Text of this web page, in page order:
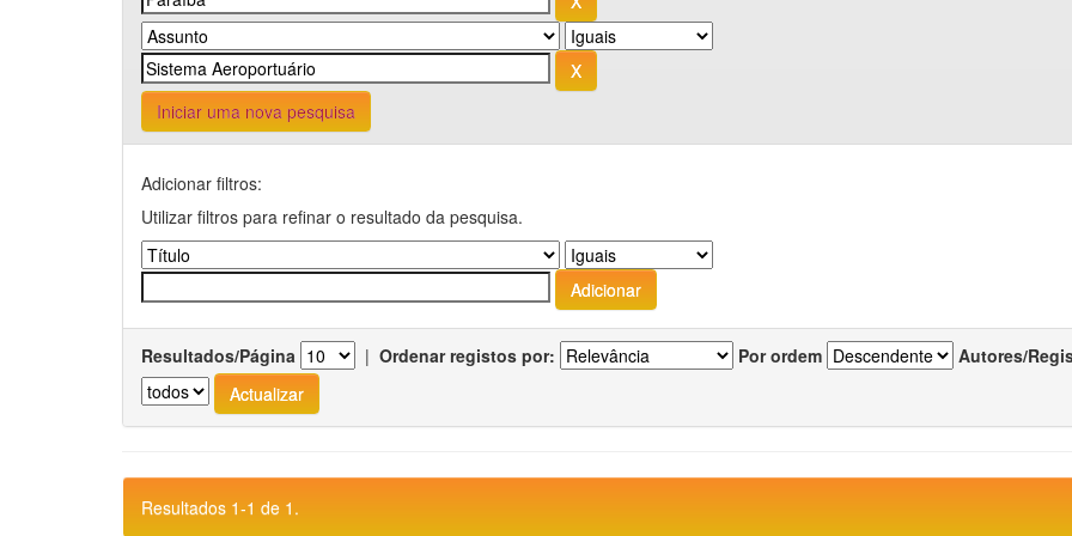
Iniciar uma nova pesquisa
Adicionar filtros:
Utilizar filtros para refinar o resultado da pesquisa.
Resultados/Página | Ordenar registos por: Por ordem Autores/
Resultados 1-1 de 1.